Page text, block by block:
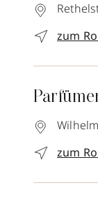
zum
zum